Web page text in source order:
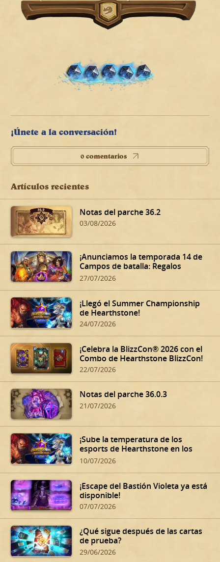
¡Únete a la conversación!
0 comentarios
Artículos recientes
Notas del parche 36.2
03/08/2026
¡Anunciamos la temporada 14 de
Campos de batalla: Regalos
oscuros de Dalaran!
27/07/2026
¡Llegó el Summer Championship
de Hearthstone!
24/07/2026
¡Celebra la BlizzCon® 2026 con el
Combo de Hearthstone BlizzCon!
22/07/2026
Notas del parche 36.0.3
21/07/2026
¡Sube la temperatura de los
esports de Hearthstone en los
Summer Playoffs!
10/07/2026
¡Escape del Bastión Violeta ya está
disponible!
07/07/2026
¿Qué sigue después de las cartas
de prueba?
29/06/2026